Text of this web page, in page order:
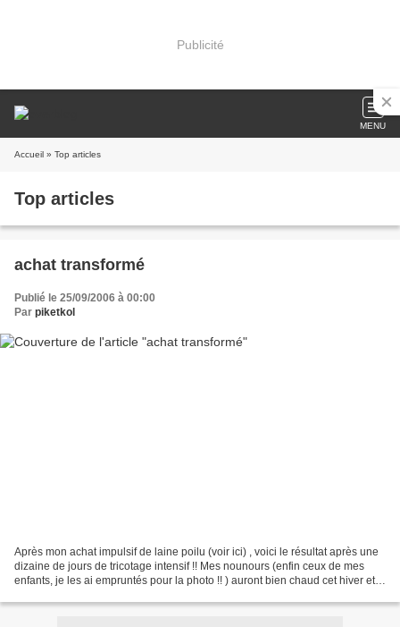
Publicité
MENU
Accueil » Top articles
Top articles
achat transformé
Publié le 25/09/2006 à 00:00
Par piketkol
Après mon achat impulsif de laine poilu (voir ici) , voici le résultat après une
dizaine de jours de tricotage intensif !! Mes nounours (enfin ceux de mes
enfants, je les ai empruntés pour la photo !! ) auront bien chaud cet hiver et